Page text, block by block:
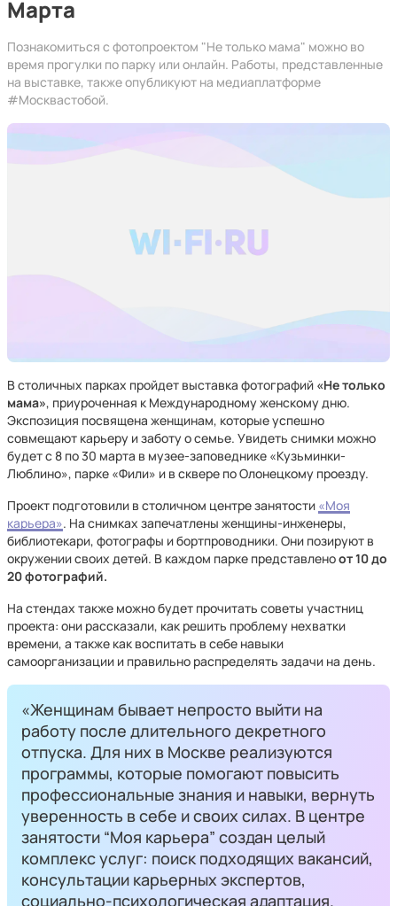
Марта
Познакомиться с фотопроектом "Не только мама" можно во
время прогулки по парку или онлайн. Работы, представленные
на выставке, также опубликуют на медиаплатформе
#Москвастобой.
В столичных парках пройдет выставка фотографий «Не только
мама», приуроченная к Международному женскому дню.
Экспозиция посвящена женщинам, которые успешно
совмещают карьеру и заботу о семье. Увидеть снимки можно
будет с 8 по 30 марта в музее-заповеднике «Кузьминки-
Люблино», парке «Фили» и в сквере по Олонецкому проезду.
Проект подготовили в столичном центре занятости «Моя
карьера». На снимках запечатлены женщины-инженеры,
библиотекари, фотографы и бортпроводники. Они позируют в
окружении своих детей. В каждом парке представленоот 10 до
20 фотографий.
На стендах также можно будет прочитать советы участниц
проекта: они рассказали, как решить проблему нехватки
времени, а также как воспитать в себе навыки
самоорганизации и правильно распределять задачи на день.
«Женщинам бывает непросто выйти на
работу после длительного декретного
отпуска. Для них в Москве реализуются
программы, которые помогают повысить
профессиональные знания и навыки, вернуть
уверенность в себе и своих силах. В центре
занятости “Моя карьера” создан целый
комплекс услуг: поиск подходящих вакансий,
консультации карьерных экспертов,
социально-психологическая адаптация.